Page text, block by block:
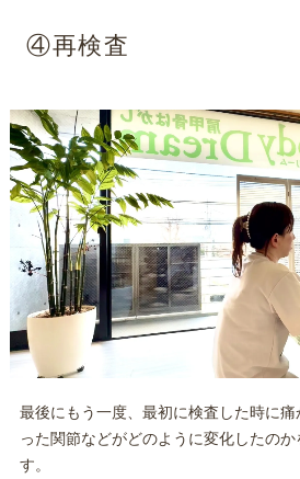
④再検査
最後にもう一度、最初に検査した時に
った関節などがどのように変化したの
す。